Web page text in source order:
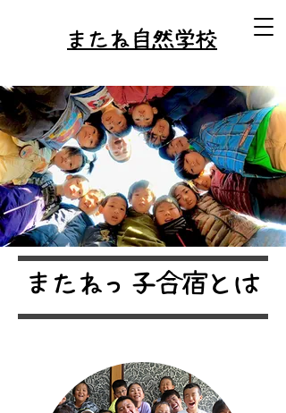
またね自然学校
またねっ子合宿とは